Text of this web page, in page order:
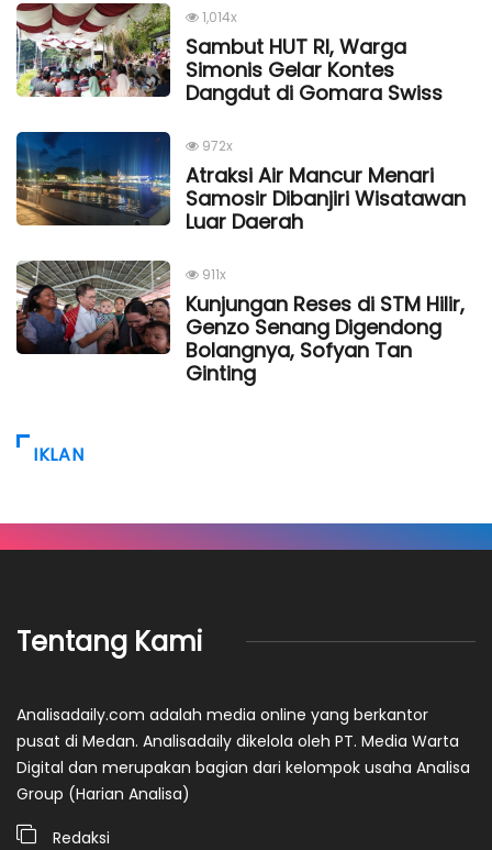
1,014x
Sambut HUT RI, Warga
Simonis Gelar Kontes
Dangdut di Gomara Swiss
972x
Atraksi Air Mancur Menari
Samosir Dibanjiri Wisatawan
Luar Daerah
911x
Kunjungan Reses di STM Hilir,
Genzo Senang Digendong
Bolangnya, Sofyan Tan
Ginting
IKLAN
Tentang Kami
Analisadaily.com adalah media online yang berkantor
pusat di Medan. Analisadaily dikelola oleh PT. Media Warta
Digital dan merupakan bagian dari kelompok usaha Analisa
Group (Harian Analisa)
Redaksi